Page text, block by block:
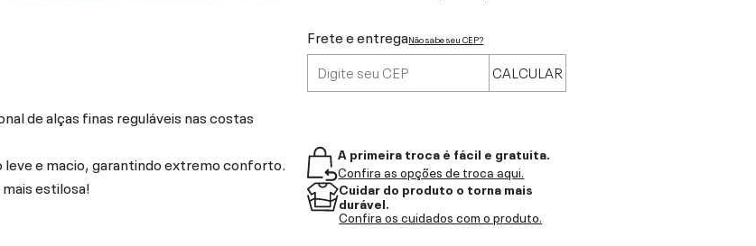
de alças finas reguláveis nas costas
e macio, garantindo extremo conforto.
estilosa!
Frete e entregaNão sabe seu CEP?
CALCULAR
A primeira troca é fácil e gratuita.
Confira as opções de troca aqui.
Cuidar do produto o torna mais
durável.
Confira os cuidados com o produto.